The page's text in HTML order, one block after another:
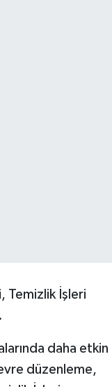
Temizlik İşleri
daha etkin
düzenleme,